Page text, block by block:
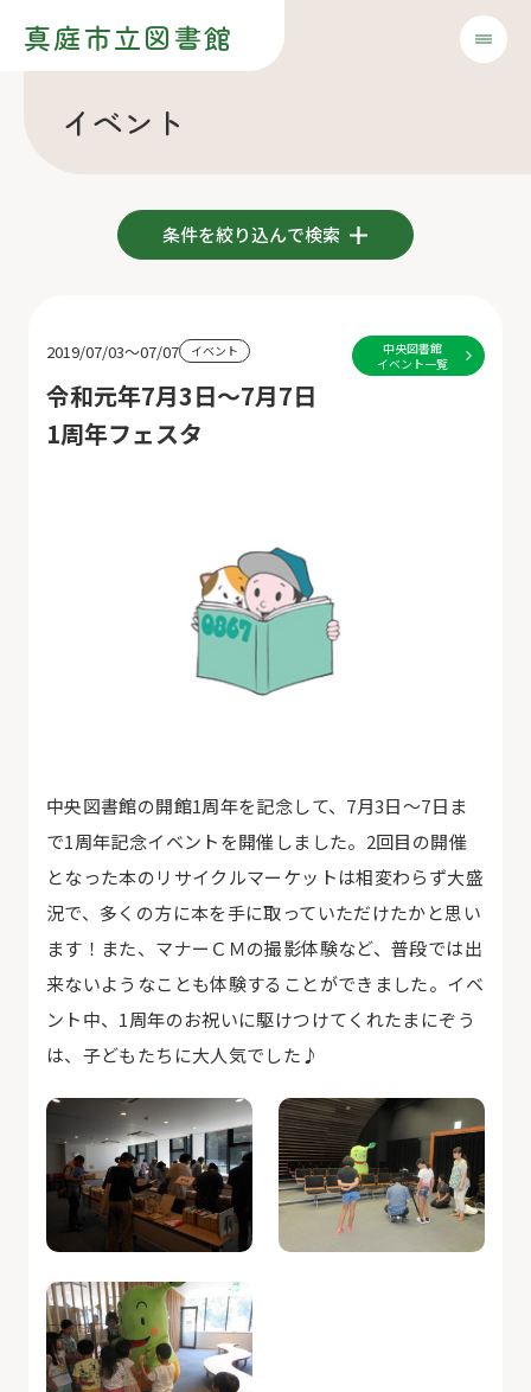
真庭市立図書館
イベント
条件を絞り込んで検索
2019/07/03～07/07 イベント
令和元年7月3日～7月7日
1周年フェスタ
中央図書館
イベント一覧
中央図書館の開館1周年を記念して、7月3日～7日ま
で1周年記念イベントを開催しました。2回目の開催
となった本のリサイクルマーケットは相変わらず大盛
況で、多くの方に本を手に取っていただけたかと思い
ます！また、マナーＣＭの撮影体験など、普段では出
来ないようなことも体験することができました。イベ
ント中、1周年のお祝いに駆けつけてくれたまにぞう
は、子どもたちに大人気でした♪